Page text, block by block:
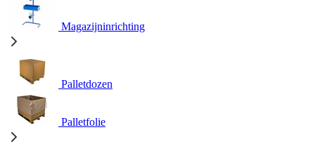
Magazijninrichting
Palletdozen
Palletfolie